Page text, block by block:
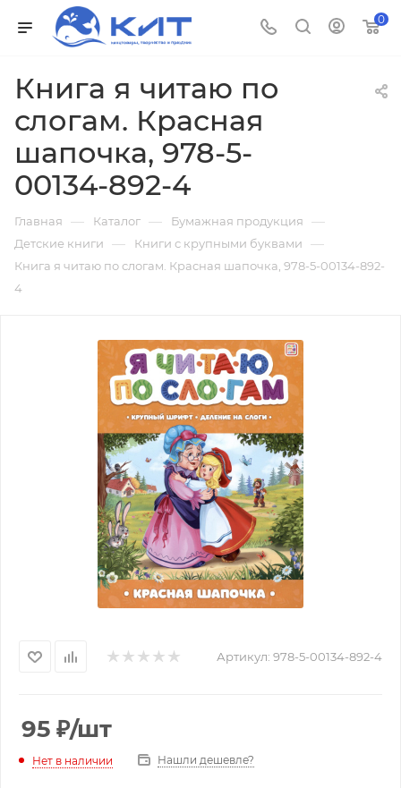
0
Книга я читаю по
слогам. Красная
шапочка, 978-5-
00134-892-4
Главная — Каталог — Бумажная продукция —
Детские книги — Книги с крупными буквами —
Книга я читаю по слогам. Красная шапочка, 978-5-00134-892-
4
Артикул: 978-5-00134-892-4
95 ₽/шт
Нет в наличии Нашли дешевле?